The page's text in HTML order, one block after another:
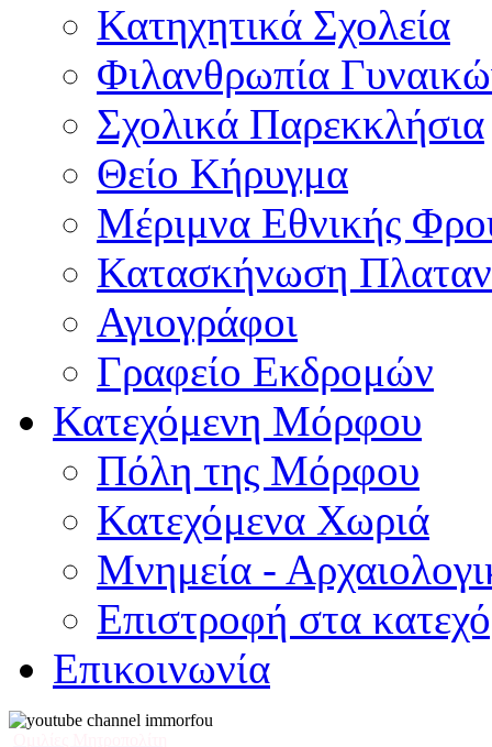
Κατηχητικά Σχολεία
Φιλανθρωπία
Σχολικά Παρεκκλήσια
Θείο Κήρυγμα
Μέριμνα Εθνικής
Κατασκήνωση
Αγιογράφοι
Γραφείο Εκδρομών
Κατεχόμενη Μόρφου
Πόλη της Μόρφου
Κατεχόμενα Χωριά
Μνημεία -
Επιστροφή στα
Επικοινωνία